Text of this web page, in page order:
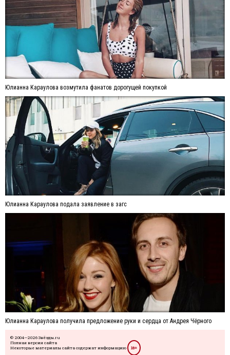
Юлианна Караулова возмутила фанатов дорогущей покупкой
Юлианна Караулова подала заявление в загс
Юлианна Караулова получила предложение руки и сердца от Андрея Чёрного
© 2004—2026 Звёзды.ru
Полная версия сайта
Некоторые материалы сайта содержат информацию
18+